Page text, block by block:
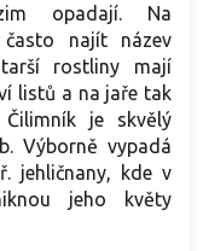
opadají. Na
často najít název
rostliny mají
listů a na jaře tak
je skvělý
Výborně vypadá
jehličnany, kde v
jeho květy